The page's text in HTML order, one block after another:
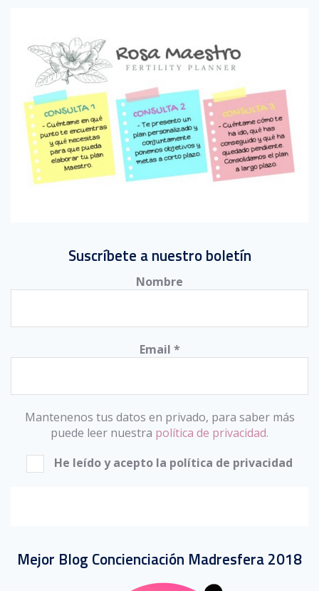
Suscríbete a nuestro boletín
Nombre
Email *
Mantenenos tus datos en privado, para saber más
puede leer nuestra política de privacidad.
He leído y acepto la política de privacidad
Mejor Blog Concienciación Madresfera 2018